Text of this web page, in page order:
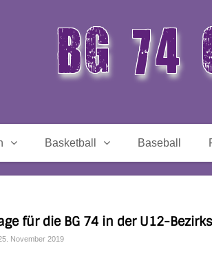
BG 74
Basketball Baseball
für die BG 74 in der U12-
November 2019